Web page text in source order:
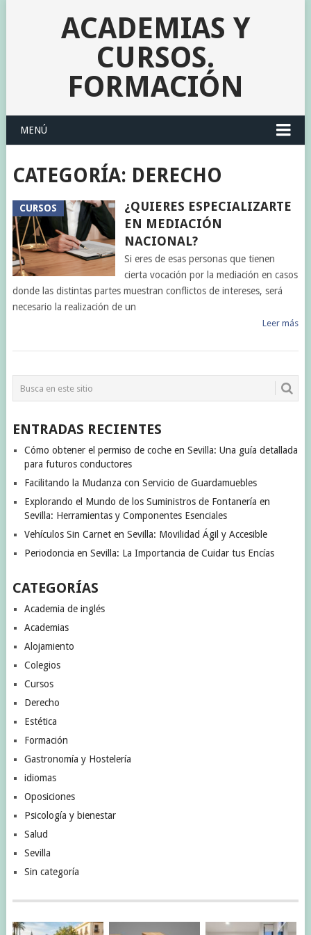
ACADEMIAS Y
CURSOS.
FORMACIÓN
MENÚ
CATEGORÍA: DERECHO
CURSOS
¿QUIERES ESPECIALIZARTE
EN MEDIACIÓN
NACIONAL?
Si eres de esas personas que tienen
cierta vocación por la mediación en casos
donde las distintas partes muestran conflictos de intereses, será
necesario la realización de un
Leer más
ENTRADAS RECIENTES
Cómo obtener el permiso de coche en Sevilla: Una guía detallada
para futuros conductores
Facilitando la Mudanza con Servicio de Guardamuebles
Explorando el Mundo de los Suministros de Fontanería en
Sevilla: Herramientas y Componentes Esenciales
Vehículos Sin Carnet en Sevilla: Movilidad Ágil y Accesible
Periodoncia en Sevilla: La Importancia de Cuidar tus Encías
CATEGORÍAS
Academia de inglés
Academias
Alojamiento
Colegios
Cursos
Derecho
Estética
Formación
Gastronomía y Hostelería
idiomas
Oposiciones
Psicología y bienestar
Salud
Sevilla
Sin categoría